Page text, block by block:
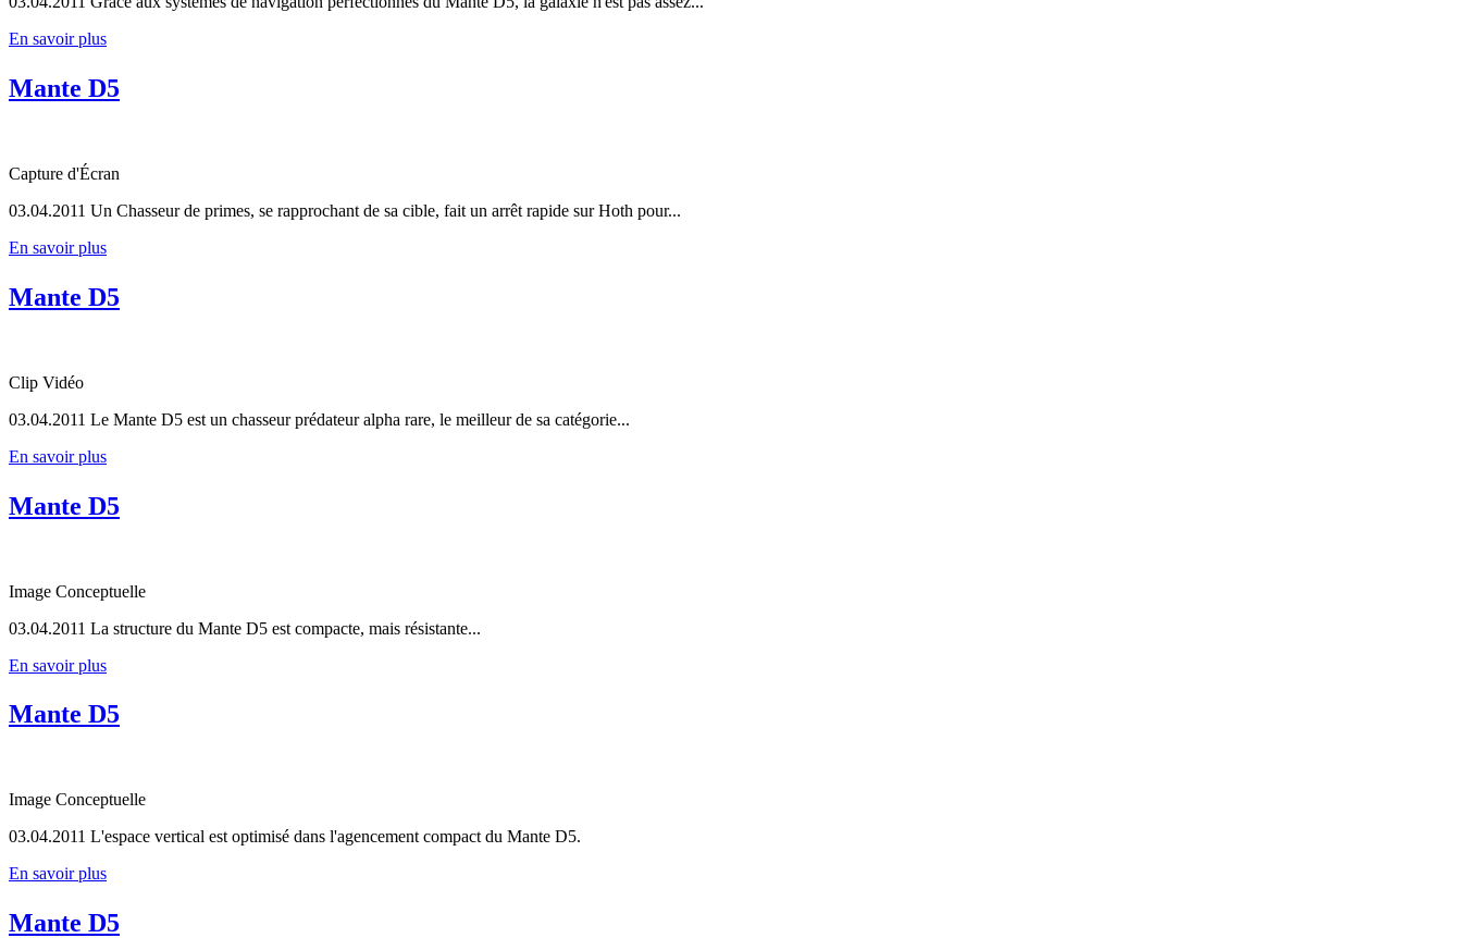
En savoir plus
Mante D5
Capture d'Écran
03.04.2011 Un Chasseur de primes, se rapprochant de sa cible, fait un arrêt rapide sur Hoth pour...
En savoir plus
Mante D5
Clip Vidéo
03.04.2011 Le Mante D5 est un chasseur prédateur alpha rare, le meilleur de sa catégorie...
En savoir plus
Mante D5
Image Conceptuelle
03.04.2011 La structure du Mante D5 est compacte, mais résistante...
En savoir plus
Mante D5
Image Conceptuelle
03.04.2011 L'espace vertical est optimisé dans l'agencement compact du Mante D5.
En savoir plus
Mante D5